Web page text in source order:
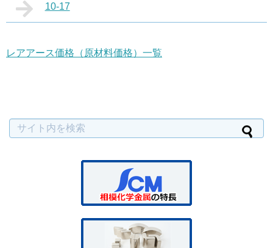
10-17
レアアース価格（原材料価格）一覧